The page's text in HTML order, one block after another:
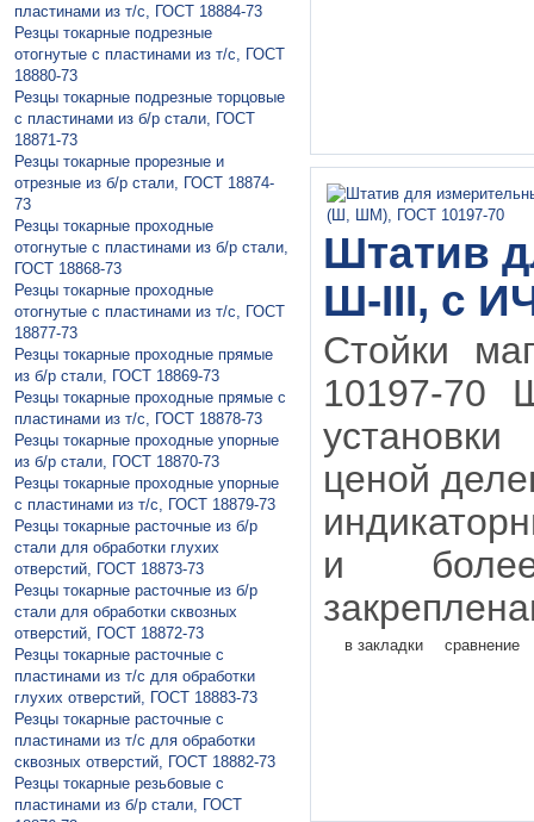
пластинами из т/с, ГОСТ 18884-73
Резцы токарные подрезные
отогнутые с пластинами из т/с, ГОСТ
18880-73
Резцы токарные подрезные торцовые
с пластинами из б/р стали, ГОСТ
18871-73
Резцы токарные прорезные и
отрезные из б/р стали, ГОСТ 18874-
73
Резцы токарные проходные
отогнутые с пластинами из б/р стали,
ГОСТ 18868-73
Резцы токарные проходные
отогнутые с пластинами из т/с, ГОСТ
18877-73
Резцы токарные проходные прямые
из б/р стали, ГОСТ 18869-73
Резцы токарные проходные прямые с
пластинами из т/с, ГОСТ 18878-73
Резцы токарные проходные упорные
из б/р стали, ГОСТ 18870-73
Резцы токарные проходные упорные
с пластинами из т/с, ГОСТ 18879-73
Резцы токарные расточные из б/р
стали для обработки глухих
отверстий, ГОСТ 18873-73
Резцы токарные расточные из б/р
стали для обработки сквозных
отверстий, ГОСТ 18872-73
Резцы токарные расточные с
пластинами из т/с для обработки
глухих отверстий, ГОСТ 18883-73
Резцы токарные расточные с
пластинами из т/с для обработки
сквозных отверстий, ГОСТ 18882-73
Резцы токарные резьбовые с
пластинами из б/р стали, ГОСТ
Штатив
Ш-III, с
Стойки
10197-70
ценой
и
в закладки сравнение